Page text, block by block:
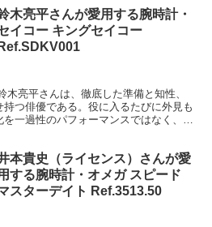
木亮平さんが愛用する腕時計・
イコー キングセイコー
Ref.SDKV001
亮平さんは、徹底した準備と知性、
つ俳優である。役に入るたびに外見も
一過性のパフォーマンスではなく、人
本貴史（ライセンス）さんが愛
する腕時計・オメガ スピード
スターデイト Ref.3513.50